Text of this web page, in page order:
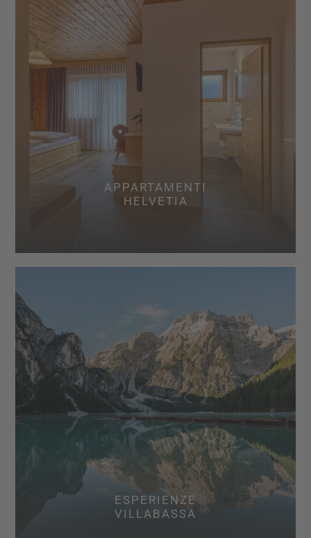
APPARTAMENTI
HELVETIA
ESPERIENZE
VILLABASSA